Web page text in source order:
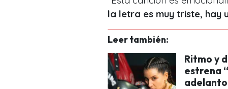
la letra es muy triste, hay
Leer también:
Ritmo y
estrena
adelanto